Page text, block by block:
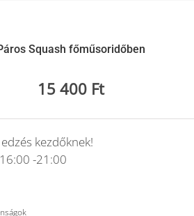
Squash főműsoridőben
15 400 Ft
kezdőknek!
-21:00